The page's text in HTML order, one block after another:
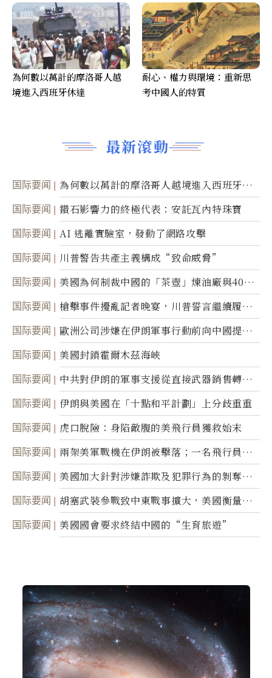
最新滾動
国际要闻
為何數以萬計的摩洛哥人越境進入西班牙休
達
国际要闻 鑽石影響力的終極代表：安託瓦內特珠寶
国际要闻 AI 逃離實驗室，發動了網路攻擊
国际要闻 川普警告共產主義構成“致命威脅”
国际要闻
美國為何制裁中國的「茶壺」煉油廠與40家
航運公司
国际要闻
槍擊事件擾亂記者晚宴，川普誓言繼續履行
職責
国际要闻
歐洲公司涉嫌在伊朗軍事行動前向中國提供
美軍基地的衛星影像
国际要闻 美國封鎖霍爾木茲海峽
国际要闻
中共對伊朗的軍事支援從直接武器銷售轉向
間接技術轉讓
国际要闻 伊朗與美國在「十點和平計劃」上分歧重重
国际要闻 虎口脫險：身陷敵腹的美飛行員獲救始末
国际要闻
兩架美軍戰機在伊朗被擊落；一名飛行員失
蹤
国际要闻
美國加大針對涉嫌詐欺及犯罪行為的剝奪公
民權力度
国际要闻
胡塞武裝參戰致中東戰事擴大，美國衡量地
面入侵的可能性
国际要闻 美國國會要求終結中國的“生育旅遊”
為何數以萬計的摩洛哥人越
境進入西班牙休達
耐心、權力與環境：重新思
考中國人的特質